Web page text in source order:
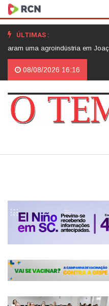
ÚLTIMAS :
uma agroindústria em Joaçaba |
08/08/2026 16:16